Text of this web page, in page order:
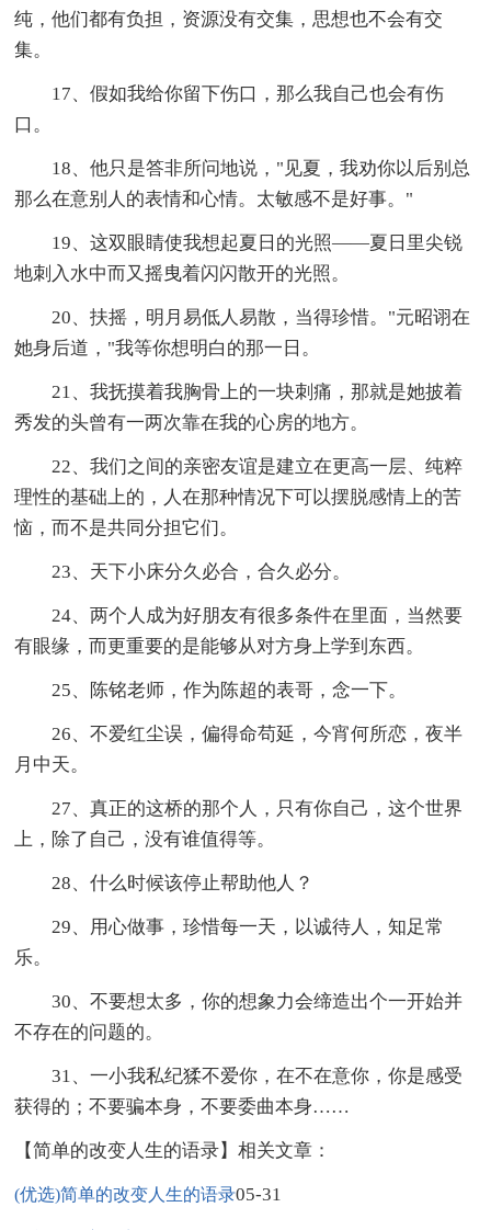
纯，他们都有负担，资源没有交集，思想也不会有交
集。
17、假如我给你留下伤口，那么我自己也会有伤
口。
18、他只是答非所问地说，"见夏，我劝你以后别总
那么在意别人的表情和心情。太敏感不是好事。"
19、这双眼睛使我想起夏日的光照——夏日里尖锐
地刺入水中而又摇曳着闪闪散开的光照。
20、扶摇，明月易低人易散，当得珍惜。"元昭诩在
她身后道，"我等你想明白的那一日。
21、我抚摸着我胸骨上的一块刺痛，那就是她披着
秀发的头曾有一两次靠在我的心房的地方。
22、我们之间的亲密友谊是建立在更高一层、纯粹
理性的基础上的，人在那种情况下可以摆脱感情上的苦
恼，而不是共同分担它们。
23、天下小床分久必合，合久必分。
24、两个人成为好朋友有很多条件在里面，当然要
有眼缘，而更重要的是能够从对方身上学到东西。
25、陈铭老师，作为陈超的表哥，念一下。
26、不爱红尘误，偏得命苟延，今宵何所恋，夜半
月中天。
27、真正的这桥的那个人，只有你自己，这个世界
上，除了自己，没有谁值得等。
28、什么时候该停止帮助他人？
29、用心做事，珍惜每一天，以诚待人，知足常
乐。
30、不要想太多，你的想象力会缔造出个一开始并
不存在的问题的。
31、一小我私纪猱不爱你，在不在意你，你是感受
获得的；不要骗本身，不要委曲本身……
【简单的改变人生的语录】相关文章：
(优选)简单的改变人生的语录05-31